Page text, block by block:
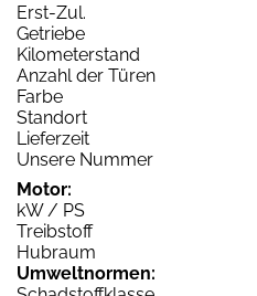
Erst-Zul.
Getriebe
Kilometerstand
Anzahl der Türen
Farbe
Standort
Lieferzeit
Unsere Nummer
Motor:
kW / PS
Treibstoff
Hubraum
Umweltnormen: